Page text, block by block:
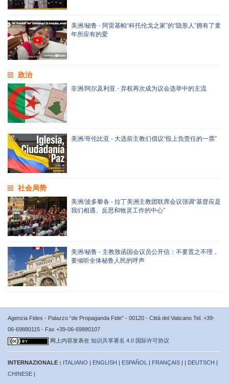
美洲/秘鲁 - 阿雷基帕“科托伦戈之家”的“隐形人”拥有了童
年所应有的爱
政治
非洲/阿尔及利亚 - 弃权再次成为议会选举中的主流
美洲/哥伦比亚 - 大选前主教们倡议“投上负责任的一票”
社会局势
美洲/波多黎各 - 拉丁美洲主教团联席会议强调“基督应是
我们相遇、反思和牧灵工作的中心”
美洲/秘鲁 - 主教致函国会议员公开信：不要置之不理，
要倾听全体秘鲁人民的呼声
Agenzia Fides - Palazzo “de Propaganda Fide” - 00120 - Città del Vaticano Tel. +39-
06-69880115 - Fax +39-06-69880107
网上内容发表在 知识共享署名 4.0 国际许可协议
INTERNAZIONALE : ITALIANO | ENGLISH | ESPAÑOL | FRANÇAIS | | DEUTSCH |
CHINESE |